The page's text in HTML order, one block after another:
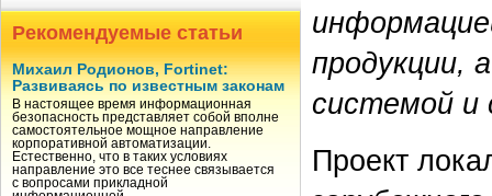
Рекомендуемые статьи
Михаил Родионов, Fortinet:
Развиваясь по известным законам
В настоящее время информационная
безопасность представляет собой вполне
самостоятельное мощное направление
корпоративной автоматизации.
Естественно, что в таких условиях
направление это все теснее связывается
с вопросами прикладной
продукции,
системой и
Проект